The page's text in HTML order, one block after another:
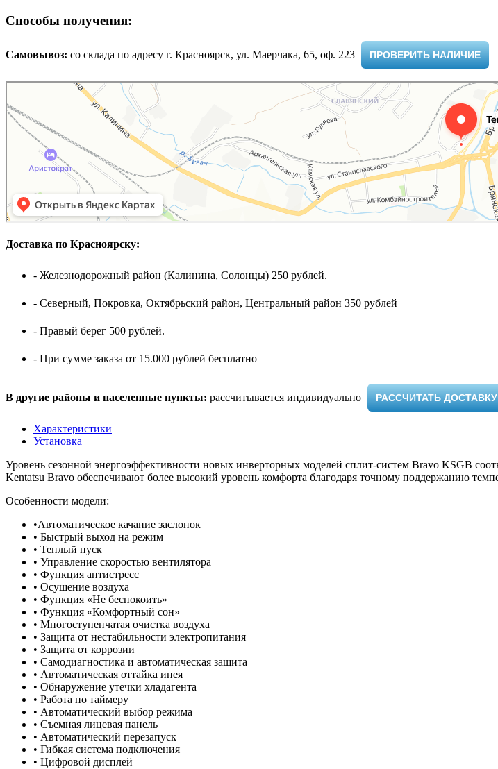
Способы получения:
Самовывоз: cо склада по адресу г. Красноярск, ул. Маерчака, 65, оф. 223 ​ ПРОВЕРИТЬ НАЛИЧИЕ
Доставка по Красноярску:
- Железнодорожный район (Калинина, Солонцы) 250 рублей.
- Северный, Покровка, Октябрьский район, Центральный район 350 рублей
- Правый берег 500 рублей.
- При сумме заказа от 15.000 рублей бесплатно
В другие районы и населенные пункты: рассчитывается индивидуально ​ РАССЧИТАТЬ ДОСТАВКУ
Характеристики
Установка
Уровень сезонной энергоэффективности новых инверторных моделей сплит-систем Bravo KSGB
Kentatsu Bravo обеспечивают более высокий уровень комфорта благодаря точному поддержанию
Особенности модели:​
•Автоматическое качание заслонок
• Быстрый выход на режим
• Теплый пуск
• Управление скоростью вентилятора
• Функция антистресс
• Осушение воздуха
• Функция «Не беспокоить»
• Функция «Комфортный сон»
• Многоступенчатая очистка воздуха
• Защита от нестабильности электропитания
• Защита от коррозии
• Самодиагностика и автоматическая защита
• Автоматическая оттайка инея
• Обнаружение утечки хладагента
• Работа по таймеру
• Автоматический выбор режима
• Съемная лицевая панель
• Автоматический перезапуск
• Гибкая система подключения
• Цифровой дисплей